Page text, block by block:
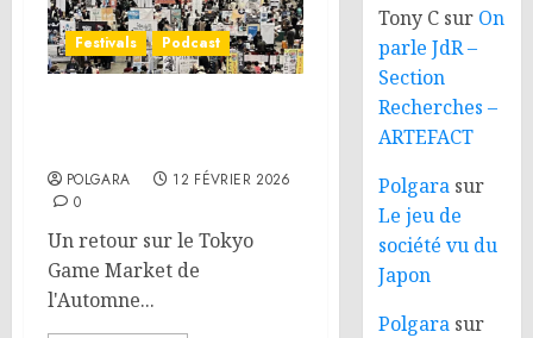
Festivals Podcast
POLGARA
12 FÉVRIER 2026
0
Un retour sur le Tokyo
Game Market de
l'Automne...
Tony C sur On
parle JdR –
Section
Recherches –
ARTEFACT
Polgara sur
Le jeu de
société vu du
Japon
Polgara sur